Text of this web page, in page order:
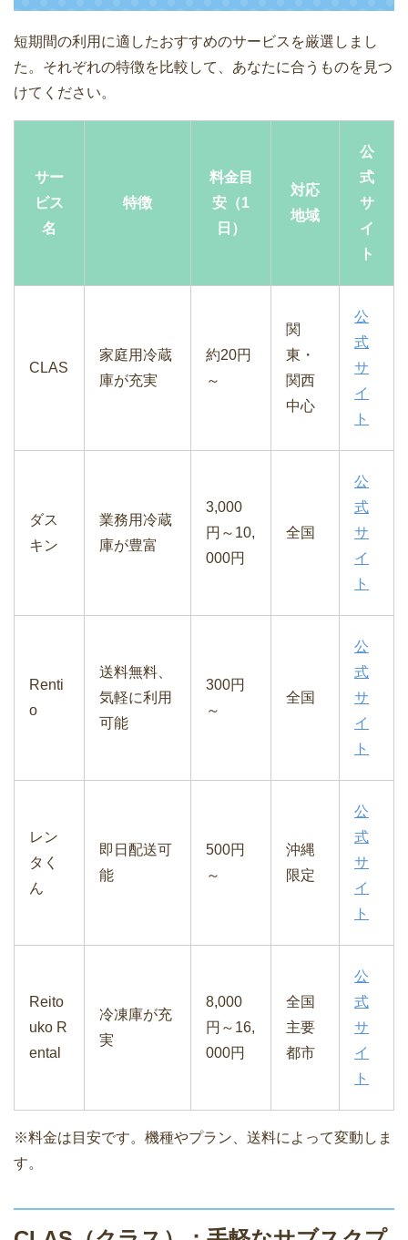
短期間の利用に適したおすすめのサービスを厳選しまし
た。それぞれの特徴を比較して、あなたに合うものを見つ
けてください。
サー
ビス
名
特徴
料金目
安（1
日）
対応
地域
公
式
サ
イ
ト
CLAS
家庭用冷蔵
庫が充実
約20円
～
関
東・
関西
中心
公
式
サ
イ
ト
ダス
キン
業務用冷蔵
庫が豊富
3,000
円～10,
000円
全国
公
式
サ
イ
ト
Renti
o
送料無料、
気軽に利用
可能
300円
～
全国
公
式
サ
イ
ト
レン
タく
ん
即日配送可
能
500円
～
沖縄
限定
公
式
サ
イ
ト
Reito
uko R
ental
冷凍庫が充
実
8,000
円～16,
000円
全国
主要
都市
公
式
サ
イ
ト
※料金は目安です。機種やプラン、送料によって変動しま
す。